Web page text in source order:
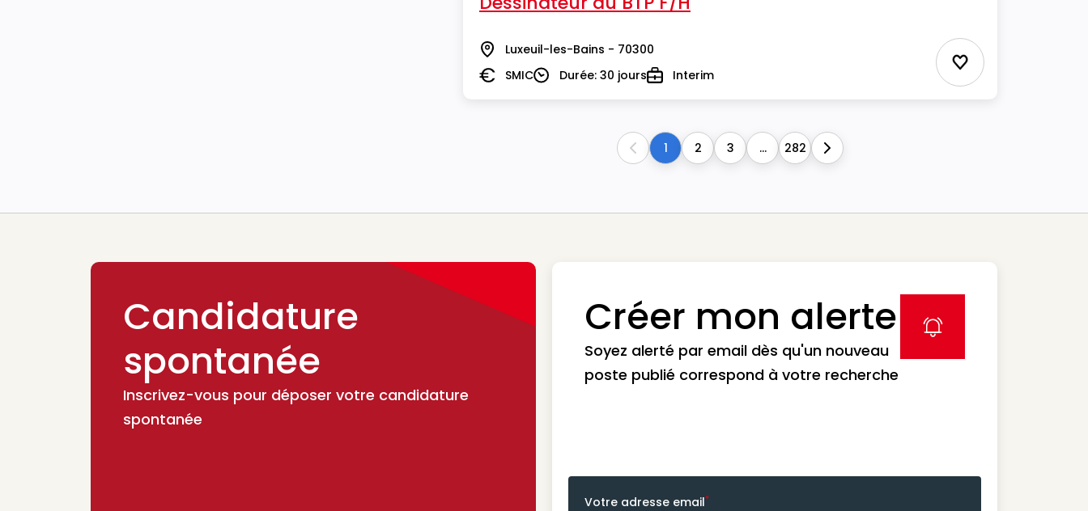
Lieu Luxeuil-les-Bains - 70300
Salaire
SMICDuréeDurée: 30 joursTypeInterim Ajouter aux
Previous
1 2 3 ... 282 Next
Candidature
spontanée
Inscrivez-vous pour déposer votre candidature
spontanée
Créer mon alerte
Soyez alerté par email dès qu'un nouveau
poste publié correspond à votre recherche
label icon
Votre adresse email*